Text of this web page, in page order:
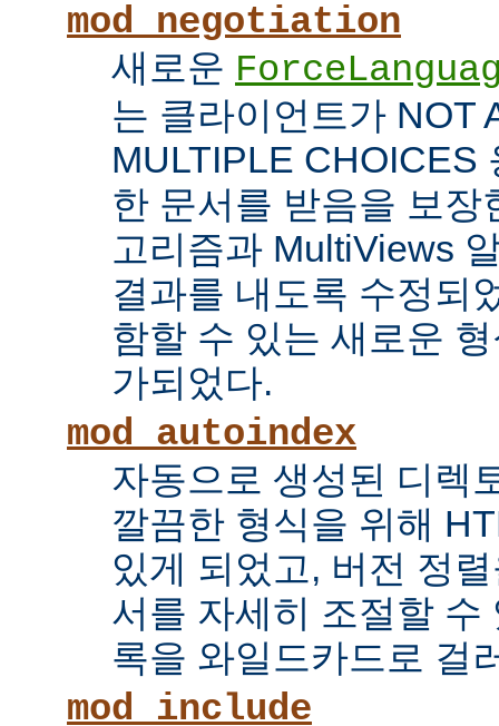
mod_negotiation
새로운
는 클라이언트가 NOT
MULTIPLE CHOICES
한 문서를 받음을 보장
고리즘과 MultiViews
결과를 내도록 수정되
함할 수 있는 새로운
가되었다.
mod_autoindex
자동으로 생성된 디렉
깔끔한 형식을 위해
있게 되었고, 버전 정
서를 자세히 조절할 수
록을 와일드카드로 걸
mod_include